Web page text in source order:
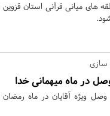
میانی قرآنی استان
سازی
در ماه میهمانی خدا
وصل ویژه آقایان در ماه